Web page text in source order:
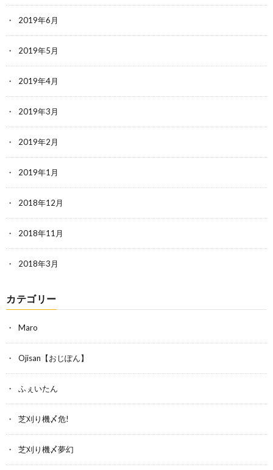
2019年6月
2019年5月
2019年4月
2019年3月
2019年2月
2019年1月
2018年12月
2018年11月
2018年3月
カテゴリー
Maro
Ojisan【おじぽん】
ふぇいたん
芝刈り機〆危!
芝刈り機〆夢幻